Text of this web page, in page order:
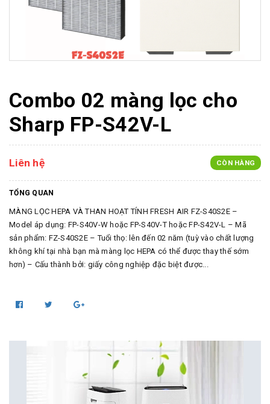
Combo 02 màng lọc cho
Sharp FP-S42V-L
Liên hệ CÒN HÀNG
TỔNG QUAN
MÀNG LỌC HEPA VÀ THAN HOẠT TÍNH FRESH AIR FZ-S40S2E –
Model áp dụng: FP-S40V-W hoặc FP-S40V-T hoặc FP-S42V-L – Mã
sản phẩm: FZ-S40S2E – Tuổi thọ: lên đến 02 năm (tuỳ vào chất lượng
không khí tại nhà bạn mà màng lọc HEPA có thể được thay thế sớm
hơn) – Cấu thành bởi: giấy công nghiệp đặc biệt được...